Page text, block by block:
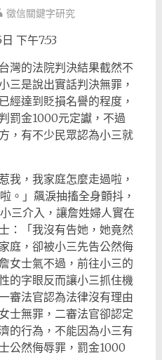
徵信關鍵字研究
下午7:53
灣的法院判決結果截然不
三是說出實話判決無罪，
經達到貶損名譽的程度，
罰金1000元定讞，不過
，有不少民眾認為小三就
我，我家庭怎麼走過啦，
。」飆淚抽搐全身顫抖，
三介入，讓詹姓婦人實在
：「我沒有告她，她竟然
庭，卻被小三先告公然侮
女士氣不過，前往小三的
的字眼反而讓小三抓住機
審法官認為法律沒有理由
士無罪，二審法官卻認定
的行為，不能因為小三有
公然侮辱罪，罰金1000